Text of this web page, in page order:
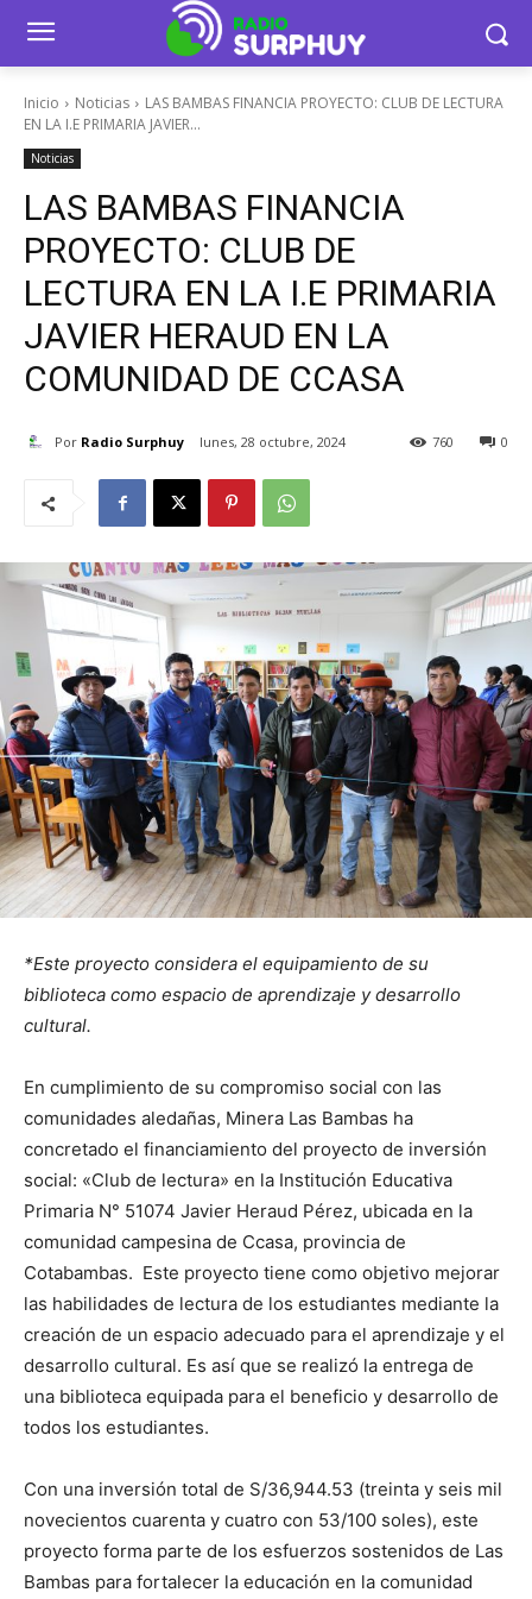
Inicio Noticias
LAS BAMBAS FINANCIA PROYECTO: CLUB DE LECTURA
EN LA I.E PRIMARIA JAVIER...
Noticias
LAS BAMBAS FINANCIA
PROYECTO: CLUB DE
LECTURA EN LA I.E PRIMARIA
JAVIER HERAUD EN LA
COMUNIDAD DE CCASA
Por Radio Surphuy lunes, 28 octubre, 2024 0
760
*Este proyecto considera el equipamiento de su
biblioteca como espacio de aprendizaje y desarrollo
cultural.
En cumplimiento de su compromiso social con las
comunidades aledañas, Minera Las Bambas ha
concretado el financiamiento del proyecto de inversión
social: «Club de lectura» en la Institución Educativa
Primaria N° 51074 Javier Heraud Pérez, ubicada en la
comunidad campesina de Ccasa, provincia de
Cotabambas. Este proyecto tiene como objetivo mejorar
las habilidades de lectura de los estudiantes mediante la
creación de un espacio adecuado para el aprendizaje y el
desarrollo cultural. Es así que se realizó la entrega de
una biblioteca equipada para el beneficio y desarrollo de
todos los estudiantes.
Con una inversión total de S/36,944.53 (treinta y seis mil
novecientos cuarenta y cuatro con 53/100 soles), este
proyecto forma parte de los esfuerzos sostenidos de Las
Bambas para fortalecer la educación en la comunidad